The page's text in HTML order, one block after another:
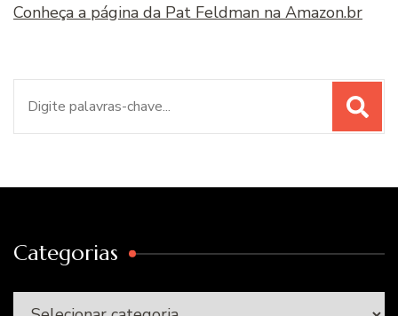
Conheça a página da Pat Feldman na Amazon.br
Categorias
Categorias